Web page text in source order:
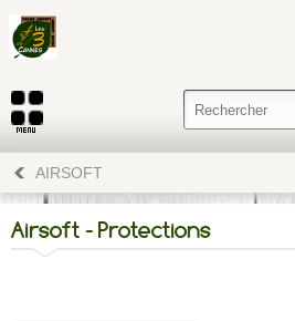
AIRSOFT
Airsoft - Protections